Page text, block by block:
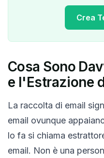
Crea
Il tuo
Copia
Cosa Sono
e l'Estrazione
La raccolta di email
email ovunque
lo fa si chiama
email. Non è una